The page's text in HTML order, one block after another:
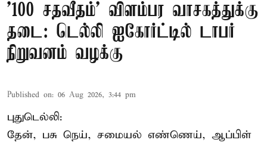
'100 சதவீதம்' விளம்பர வாசகத்துக்கு
தடை: டெல்லி ஐகோர்ட்டில் டாபர்
நிறுவனம் வழக்கு
Published on: 06 Aug 2026, 3:44 pm
புதுடெல்லி:
தேன், பசு நெய், சமையல் எண்ணெய், ஆப்பிள்